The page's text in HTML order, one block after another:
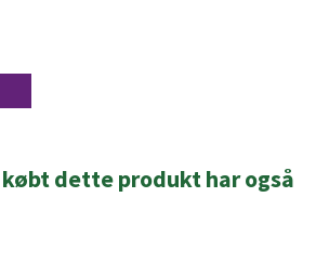
dette produkt har også